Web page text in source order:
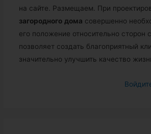
на сайте. Размещаем. При
загородного дома совершенно
его положение относительно сторон
позволяет создать благоприятный
значительно улучшить качество